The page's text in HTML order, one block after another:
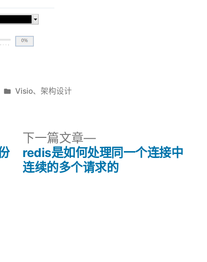
发
Visio、 架构设计
下一篇文章
下
一
篇
redis是如何处理同一个连接中
连续的多个请求的